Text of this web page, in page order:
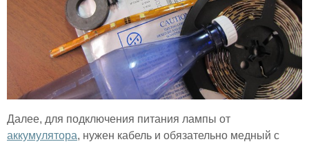
Далее, для подключения питания лампы от
аккумулятора, нужен кабель и обязательно медный с